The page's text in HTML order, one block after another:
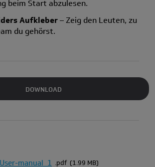
beim Start abzulesen.
Aufkleber– Zeig den Leuten, zu
du gehörst.
DOWNLOAD
manual_1 pdf 1.99 MB